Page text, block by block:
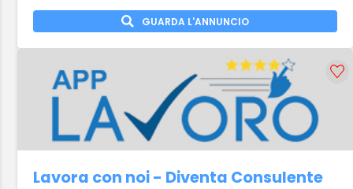
GUARDA L'ANNUNCIO
Lavora con noi - Diventa Consulente